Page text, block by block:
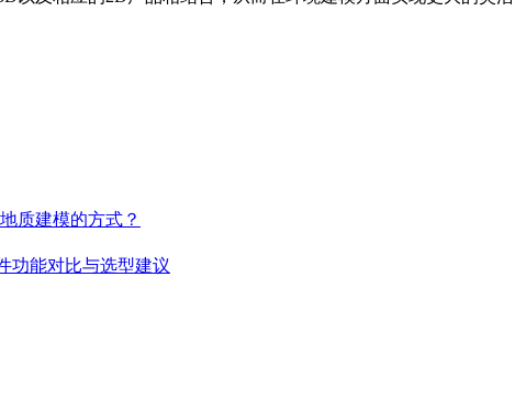
质建模的方式？
功能对比与选型建议